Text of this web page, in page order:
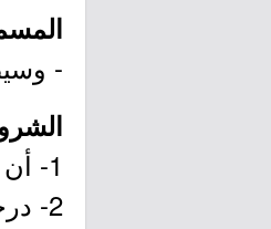
- وسيط
1- أن يكون المتقدم سعودي الجنسية.
2- درجة الدبلوم أو ما يعادله في تخصصات الإدارة الصحية.